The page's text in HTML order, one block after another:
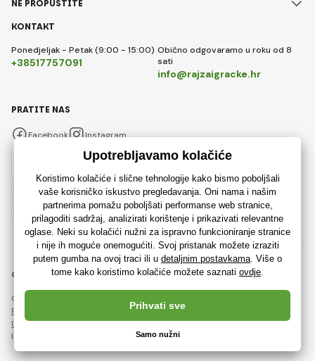
KONTAKT
Ponedjeljak - Petak (9:00 - 15:00)
+38517757091
Obično odgovaramo u roku od 8
sati
info@rajzaigracke.hr
NE PROPUSTITE
PRATITE NAS
Facebook Instagram
© 2018 - 2026 Rajzaigracke.hr, Sva prava pridržana
Ova stranica je zaštićena reCAPTCHA-om i primjenjuju se
Pravila o zaštiti osobnih podatakatvrtke Google i njihova
Ugovorni uvjeti.
Izrada učinkovitih internetskih trgovina od